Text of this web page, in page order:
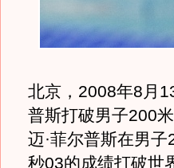
北京，2008年8月
普斯打破男子200
迈·菲尔普斯在男
秒03的成绩打破世